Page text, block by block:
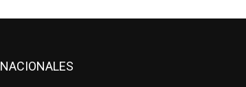
NACIONALES